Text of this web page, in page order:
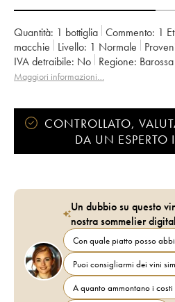
Quantità: 1 bottiglia Commento: 1
macchie
Livello: 1 Normale
IVA detraibile:
no Regione:
Denominazione: Barossa Valley
Maggiori informazioni…
CONTROLLATO,
DA UN ESPERTO
Un dubbio su questo
nostra sommelier
Con quale piatto posso
Puoi consigliarmi dei vini
A quanto ammontano i